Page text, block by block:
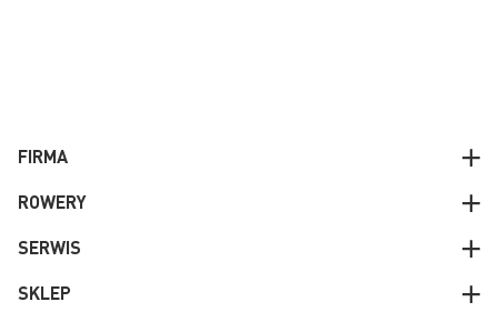
FIRMA
ROWERY
SERWIS
SKLEP